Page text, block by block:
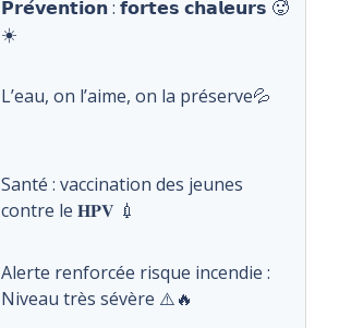
𝗣𝗿𝗲́𝘃𝗲𝗻𝘁𝗶𝗼𝗻 : 𝗳𝗼𝗿𝘁𝗲𝘀 𝗰𝗵𝗮𝗹𝗲𝘂𝗿𝘀 🥵
☀️
L’eau, on l’aime, on la préserve💦
Santé : vaccination des jeunes
contre le 𝐇𝐏𝐕 💉
Alerte renforcée risque incendie :
Niveau très sévère ⚠️🔥